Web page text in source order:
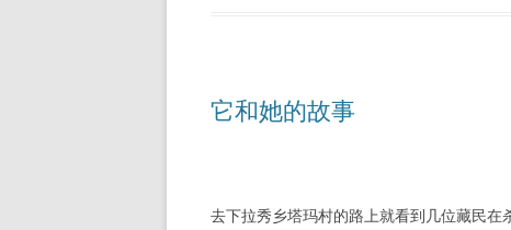
它和她的故事
去下拉秀乡塔玛村的路上就看到几位藏民